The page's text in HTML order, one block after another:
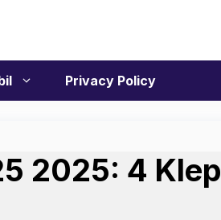
Privacy Policy
2025: 4 Klep